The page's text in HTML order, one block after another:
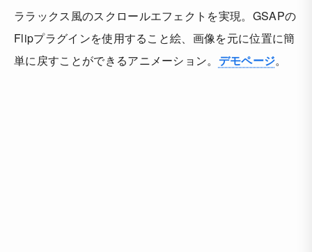
ララックス風のスクロールエフェクトを実現。GSAPの
Flipプラグインを使用すること絵、画像を元に位置に簡
単に戻すことができるアニメーション。 デモページ。